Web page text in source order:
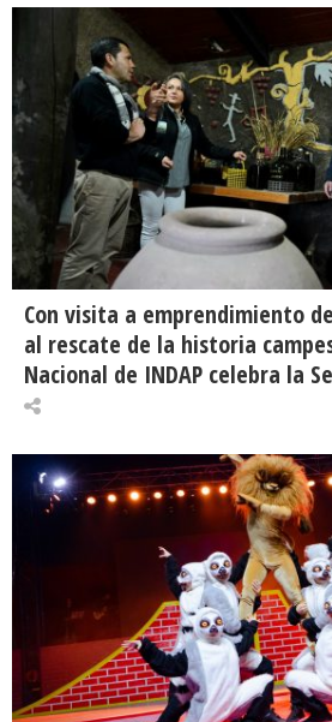
Con visita a emprendimiento
al rescate de la historia
Nacional de INDAP celebra la